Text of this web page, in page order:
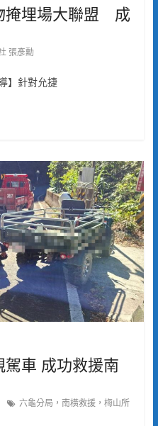
掩埋場大聯盟 成
張彥勳
】針對允捷
車 成功救援南
六龜分局，南橫救援，梅山所